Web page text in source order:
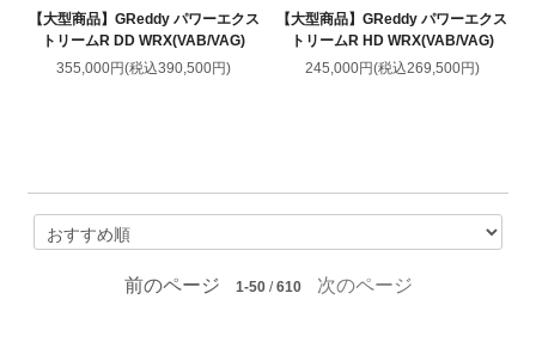
【大型商品】GReddy パワーエクス
トリームR DD WRX(VAB/VAG)
355,000円(税込390,500円)
【大型商品】GReddy パワーエクス
トリームR HD WRX(VAB/VAG)
245,000円(税込269,500円)
前のページ 1-50 /610 次のページ